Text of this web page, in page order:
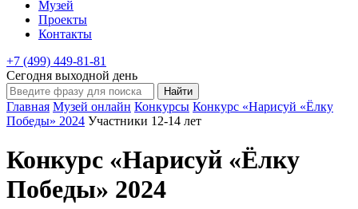
Музей
Проекты
Контакты
+7 (499) 449-81-81
Сегодня выходной день
Главная Музей онлайн Конкурсы Конкурс «Нарисуй «Ёлку
Победы» 2024 Участники 12-14 лет
Конкурс «Нарисуй «Ёлку
Победы» 2024